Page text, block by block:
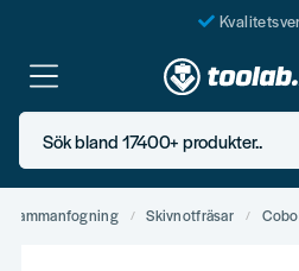
Fraktfritt över
En
Butik i
Sök bland 17400+ produkter..
sammanfogning Skivnotfräsar